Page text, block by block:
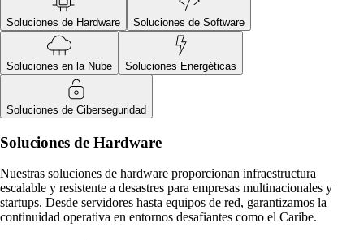
Soluciones de Hardware Soluciones de Software
Soluciones en la Nube Soluciones Energéticas
Soluciones de Ciberseguridad
Soluciones de Hardware
Nuestras soluciones de hardware proporcionan infraestructura
escalable y resistente a desastres para empresas multinacionales y
startups. Desde servidores hasta equipos de red, garantizamos la
continuidad operativa en entornos desafiantes como el Caribe.